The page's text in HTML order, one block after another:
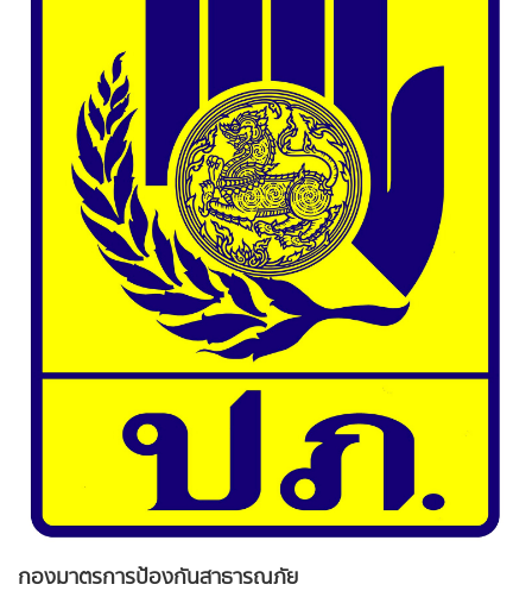
กองมาตรการป้องกันสาธารณภัย